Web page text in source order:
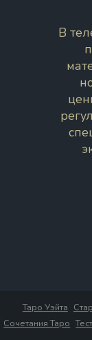
В
Таро Уэйта
Сочетания Таро Тест